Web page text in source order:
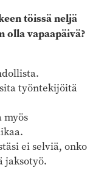
töissä neljä
vapaapäivä?
työntekijöitä
myös
ei selviä, onko
jaksotyö.